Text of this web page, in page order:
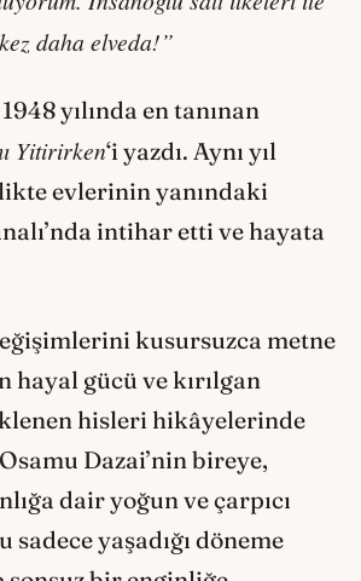
daha elveda!”
yılında en tanınan
Yitirirken‘i yazdı. Aynı yıl
evlerinin yanındaki
intihar etti ve hayata
kusursuzca metne
hayal gücü ve kırılgan
hisleri hikâyelerinde
Dazai’nin bireye,
dair yoğun ve çarpıcı
sadece yaşadığı döneme